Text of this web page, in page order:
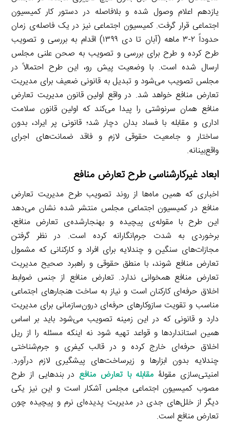
یازدهم اعلام وصول شده و بلافاصله در دستور کار کمیسیون
اجتماعی قرار گرفت. کمیسیون اجتماعی نیز در یک فاصله‌ی زمان
حدوداً ۲-۳ ماهه (آبان تا دی ۱۳۹۹) اقدام به بررسی و تصویب
طرح کرده و طرح برای بررسی و تصویب به صحن علنی مجلس
ارسال شده است. با وضعیت پیش رو، این طرح احتمالاً در
مجلس تصویب می‌شود و تبدیل به قانونی ضعیف برای مدیریت
تعارض منافع خواهد شد. در واقع اولین قانون مدیریت تعارض
منافع همان سرنوشتی را پیدا می‌کند که اولین قانون سلامت
اداری و مقابله با فساد بدان دچار شد؛ قانونی پر ایراد، بدون
ساختار و جامعیت حقوقی لازم و فاقد ضمانت‌های اجرای
واقع‌بینانه.
ابعاد غیرکارشناسی طرح تعارض منافع
اخباری که همین ماه‌ها از روند تصویب طرح مدیریت تعارض
منافع در کمیسیون اجتماعی مجلس منتشر شده نشان می‌دهد
این طرح با مقوله‌ی پیچیده و بهنجارشده‌ی تعارض منافع،
برخوردی به شدت جرم‌انگارانه کرده است. در نظر گرفتن
مجازات‌های سنگین و چندلایه برای افراد و کارکنانی که مشمول
تعارض منافع شوند، با منطق حقوقی و راهبرد صحیح مدیریت
تعارض منافع همخوانی ندارد. تعارض منافع از جنس ضوابط
اخلاق حرفه‌ای کارکنان است و نیاز به ساخت هنجارهای اجتماعی
مناسب و تقویت سازوکارهای حرفه‌ای درون‌سازمانی برای مدیریت
دارد و قانونی که در این زمینه تصویب می‌شود باید بر اساس
همین استانداردها و قواعد تهیه شود نه اینکه مسئله را از ریل
اخلاق حرفه‌ای خارج کرده و در قالب کیفری و جرم‌شناختی
چندلایه بدون ابزارها و زیرساخت‌های پیشگیری لازم درآورد.
امنیتی‌سازی مقولۀ مقابله با تعارض منافع در بندهایی از طرح
مصوب کمیسیون اجتماعی مجلس آشکار است و این نیز یکی
دیگر از خلل‌های جدی در مدیریت پدیده‌ای نرم و پیچیده چون
تعارض منافع است.